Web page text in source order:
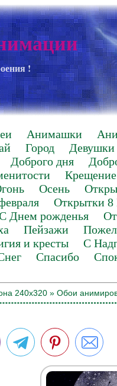
!
Анимашки
Город
Девушки
Доброго дня
Крещение
Осень
Открытки 8
Днем рожденья
Пейзажи
и кресты
С
Спасибо
240х320 » Обои